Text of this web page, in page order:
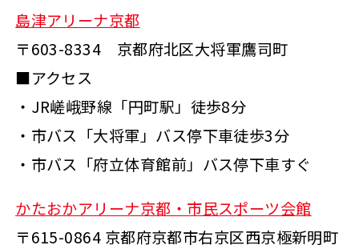
島津アリーナ京都
〒603-8334 京都府北区大将軍鷹司町
■アクセス
・JR嵯峨野線「円町駅」徒歩8分
・市バス「大将軍」バス停下車徒歩3分
・市バス「府立体育館前」バス停下車すぐ
かたおかアリーナ京都・市民スポーツ会館
〒615-0864 京都府京都市右京区西京極新明町